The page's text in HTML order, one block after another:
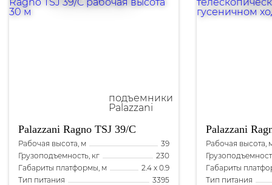
Palazzani Ragno TSJ 39/C
Рабочая высота, м
39
Грузоподъемность, кг
230
Габариты платформы, м
2.4 x 0.9
Тип питания
3395
Palazzani
Рабочая высота,
Габариты
Тип питания